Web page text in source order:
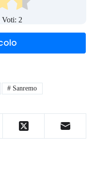
Voti: 2
# Sanremo